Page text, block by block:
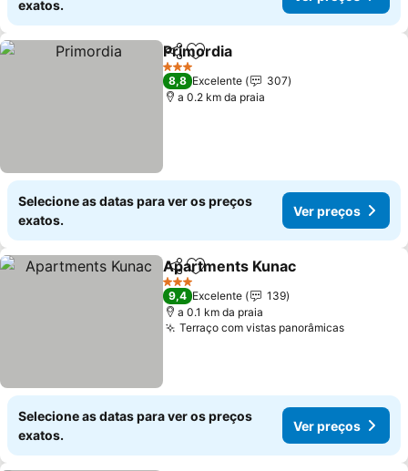
exatos.
PartilharAdicionar aos favoritos
Primordia
3 Estrelas
8,8 Excelente
307
a 0.2 km da praia
Selecione as datas para ver os preços
exatos.
Ver preços
PartilharAdicionar aos favoritos
Apartments Kunac
3 Estrelas
9,4 Excelente
139
a 0.1 km da praia
Terraço com vistas panorâmicasVer
Selecione as datas para ver os preços
exatos.
Ver preços